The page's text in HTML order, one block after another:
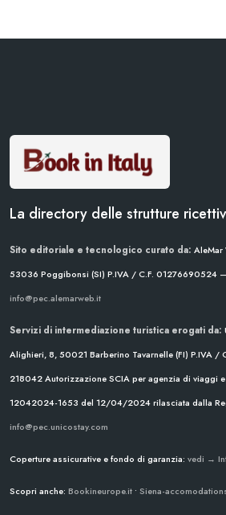
La directory delle strutture
Sito editoriale e tecnologico curato da: AleMar
53036 Poggibonsi (SI) P.IVA / C.F. 01276690524
info@pec.alemarweb.it
Servizi di intermediazione turistica erogati da:
Alighieri, 8, 50021 Barberino Tavarnelle (FI) P.IVA /
218042Autorizzazione SCIA per agenzia di viaggi
12042024-1653 del 12/04/2024rilasciata dalla
info@pec.unicostay.com
Coperture assicurative e fondo di garanzia: vedi →
Scopri anche: Bookineurope.it • Siena-